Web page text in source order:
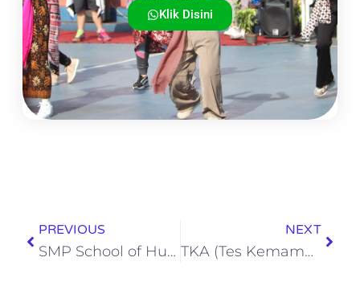
Klik Disini
PREVIOUS
SMP School of Human Torehkan Prestasi Gemilang di Ajang Nasional dan Internasional
NEXT
TKA (Tes Kemampuan Akademik) – Asesmen Standar Nasional untuk Mengukur Capaian Akademik Siswa